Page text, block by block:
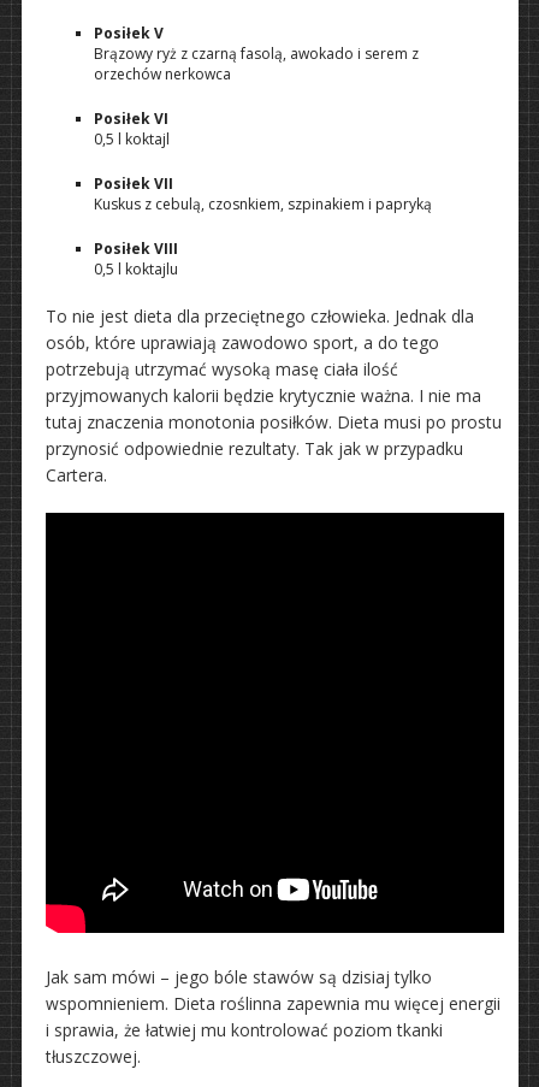
Posiłek V
Brązowy ryż z czarną fasolą, awokado i serem z
orzechów nerkowca
Posiłek VI
0,5 l koktajl
Posiłek VII
Kuskus z cebulą, czosnkiem, szpinakiem i papryką
Posiłek VIII
0,5 l koktajlu
To nie jest dieta dla przeciętnego człowieka. Jednak dla
osób, które uprawiają zawodowo sport, a do tego
potrzebują utrzymać wysoką masę ciała ilość
przyjmowanych kalorii będzie krytycznie ważna. I nie ma
tutaj znaczenia monotonia posiłków. Dieta musi po prostu
przynosić odpowiednie rezultaty. Tak jak w przypadku
Cartera.
Jak sam mówi – jego bóle stawów są dzisiaj tylko
wspomnieniem. Dieta roślinna zapewnia mu więcej energii
i sprawia, że łatwiej mu kontrolować poziom tkanki
tłuszczowej.